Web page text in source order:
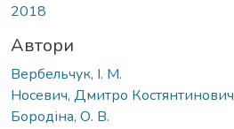
2018
Автори
Вербельчук, І. М.
Носевич, Дмитро Костянтинович
Бородіна, О. В.